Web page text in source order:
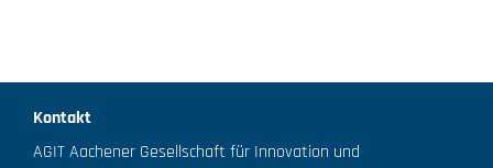
Kontakt
AGIT Aachener Gesellschaft für Innovation und